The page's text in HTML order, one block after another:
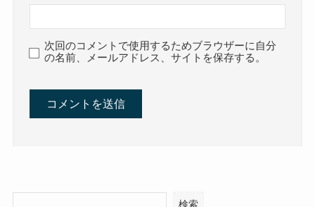
次回のコメントで使用するためブラウザーに自分
の名前、メールアドレス、サイトを保存する。
検索